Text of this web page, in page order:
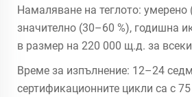
Намаляване на теглото: умерено
значително (30–60 %), годишна
в размер на 220 000 щ.д. за
Време за изпълнение: 12–24
сертификационните цикли са с